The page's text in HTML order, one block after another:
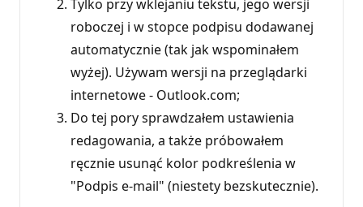
Tylko przy wklejaniu tekstu, jego wersji
roboczej i w stopce podpisu dodawanej
automatycznie (tak jak wspominałem
wyżej). Używam wersji na przeglądarki
internetowe - Outlook.com;
Do tej pory sprawdzałem ustawienia
redagowania, a także próbowałem
ręcznie usunąć kolor podkreślenia w
"Podpis e-mail" (niestety bezskutecznie).